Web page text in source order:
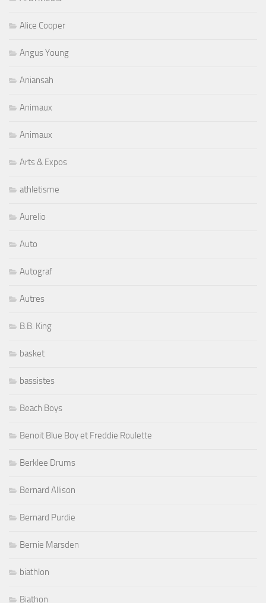
Alice Cooper
Angus Young
Aniansah
Animaux
Animaux
Arts & Expos
athletisme
Aurelio
Auto
Autograf
Autres
B.B. King
basket
bassistes
Beach Boys
Benoit Blue Boy et Freddie Roulette
Berklee Drums
Bernard Allison
Bernard Purdie
Bernie Marsden
biathlon
Biathon